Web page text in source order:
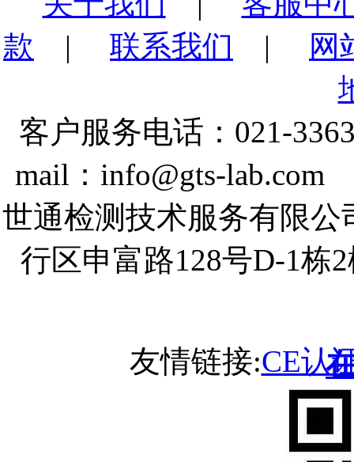
款 | 联系我们 |
网
客户服务电话：021-
mail：info@gts-
世通检测技术服务有限
行区申富路128号D-1
友情链接:CE认